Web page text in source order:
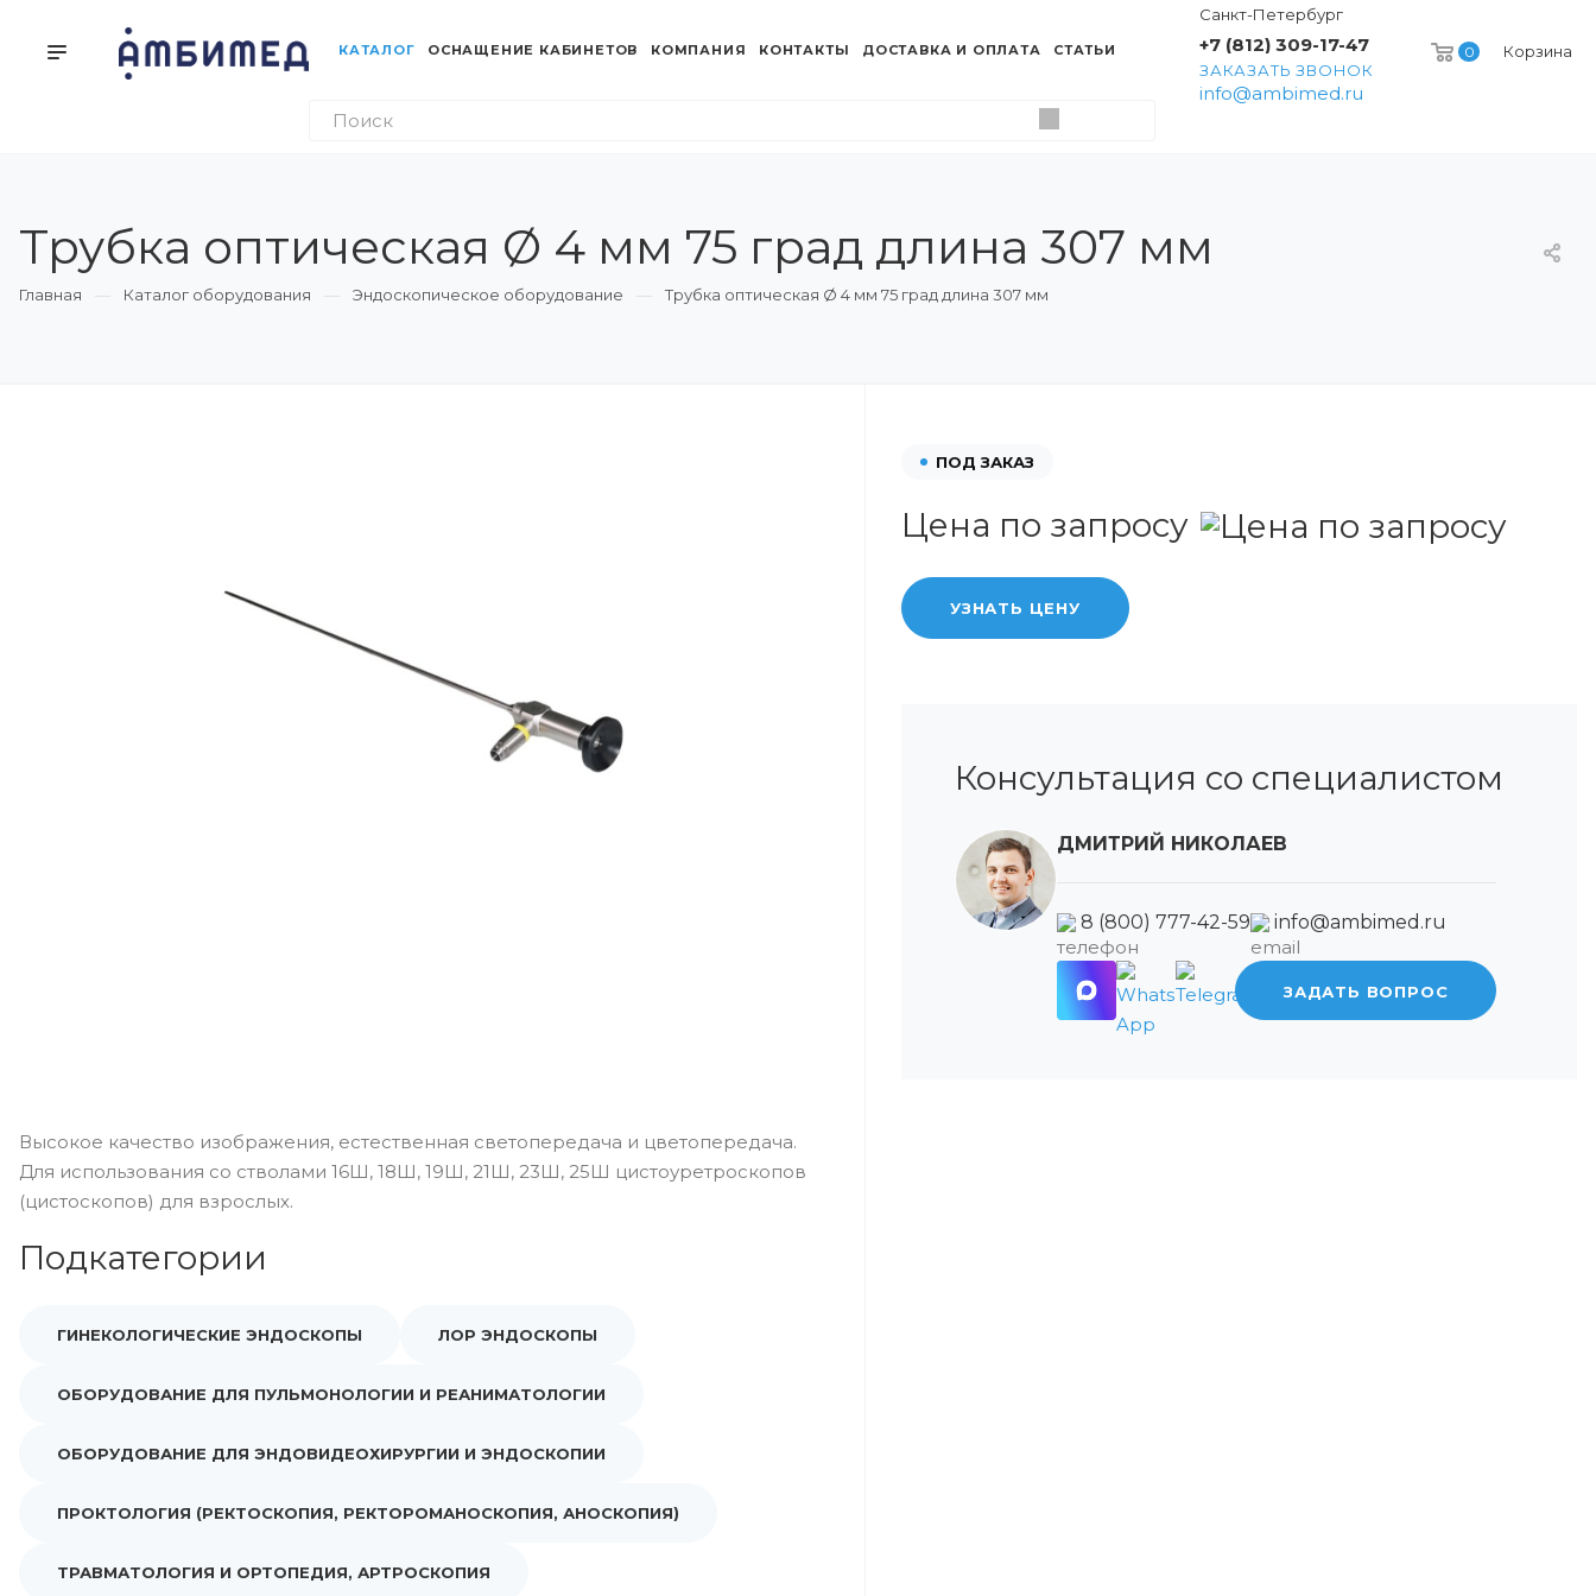
0 Корзина
Санкт-Петербург
+7 (812) 309-17-47
ЗАКАЗАТЬ ЗВОНОК
info@ambimed.ru
КАТАЛОГ ОСНАЩЕНИЕ КАБИНЕТОВ КОМПАНИЯ КОНТАКТЫ ДОСТАВКА И ОПЛАТА СТАТЬИ
Трубка оптическая Ø 4 мм 75 град длина 307 мм
Главная Каталог оборудования Эндоскопическое оборудование Трубка оптическая Ø 4 мм 75 град длина 307 мм
ПОД ЗАКАЗ
Цена по запросу
УЗНАТЬ ЦЕНУ
Консультация со специалистом
ДМИТРИЙ НИКОЛАЕВ
8 (800) 777-42-59 info@ambimed.ru
ЗАДАТЬ ВОПРОС
Высокое качество изображения, естественная светопередача и цветопередача.
Для использования со стволами 16Ш, 18Ш, 19Ш, 21Ш, 23Ш, 25Ш цистоуретроскопов
(цистоскопов) для взрослых.
Подкатегории
ГИНЕКОЛОГИЧЕСКИЕ ЭНДОСКОПЫ ЛОР ЭНДОСКОПЫ
ОБОРУДОВАНИЕ ДЛЯ ПУЛЬМОНОЛОГИИ И РЕАНИМАТОЛОГИИ
ОБОРУДОВАНИЕ ДЛЯ ЭНДОВИДЕОХИРУРГИИ И ЭНДОСКОПИИ
ПРОКТОЛОГИЯ (РЕКТОСКОПИЯ, РЕКТОРОМАНОСКОПИЯ, АНОСКОПИЯ)
ТРАВМАТОЛОГИЯ И ОРТОПЕДИЯ, АРТРОСКОПИЯ